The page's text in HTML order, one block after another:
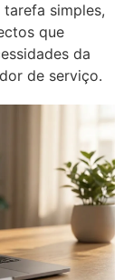
simples,
que
da
de serviço.